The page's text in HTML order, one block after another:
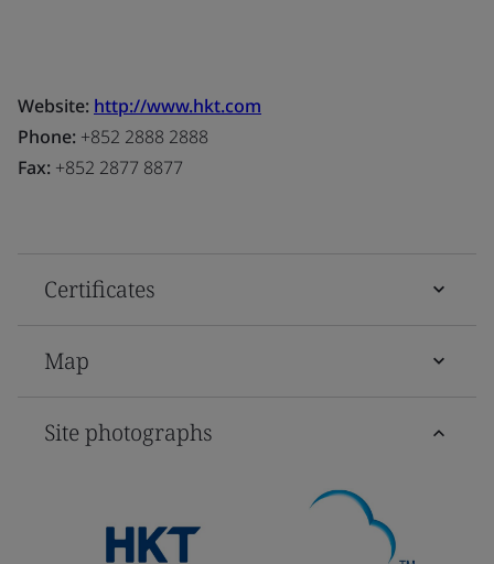
Website: http://www.hkt.com
Phone: +852 2888 2888
Fax: +852 2877 8877
Certificates
Map
Site photographs